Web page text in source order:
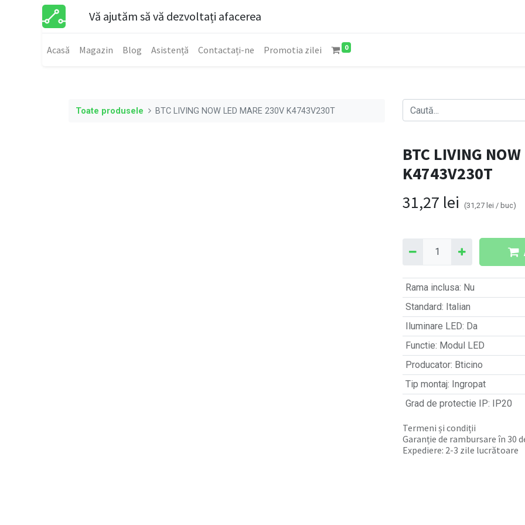
Vă ajutăm să vă dezvoltați afacerea
Acasă Magazin Blog Asistență Contactați-ne Promotia zilei 0
Toate produsele BTC LIVING NOW LED MARE 230V K4743V230T
BTC LIVING
K4743V230T
31,27 lei (31,27 lei / buc)
Rama inclusa: Nu
Standard: Italian
Iluminare LED: Da
Functie: Modul LED
Producator: Bticino
Tip montaj: Ingropat
Grad de protectie IP: IP20
Termeni și condiții
Garanție de rambursare în 30
Expediere: 2-3 zile lucrătoare